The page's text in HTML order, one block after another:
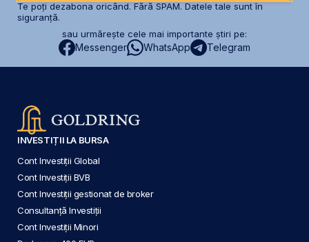
Te poți dezabona oricând. Fără SPAM. Datele tale sunt în
siguranță.
sau urmărește cele mai importante știri pe:
Messenger WhatsApp Telegram
INVESTIȚII LA BURSA
Cont Investiții Global
Cont Investiții BVB
Cont Investiții gestionat de broker
Consultanță Investiții
Cont Investiții Minori